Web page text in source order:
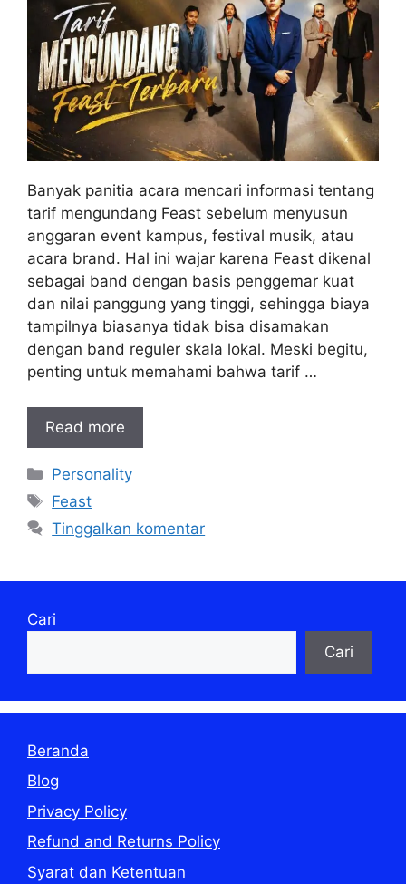
Banyak panitia acara mencari informasi tentang
tarif mengundang Feast sebelum menyusun
anggaran event kampus, festival musik, atau
acara brand. Hal ini wajar karena Feast dikenal
sebagai band dengan basis penggemar kuat
dan nilai panggung yang tinggi, sehingga biaya
tampilnya biasanya tidak bisa disamakan
dengan band reguler skala lokal. Meski begitu,
penting untuk memahami bahwa tarif …
Read more
Kategori
Personality
Tag
Feast
Tinggalkan komentar
Cari
Cari
Beranda
Blog
Privacy Policy
Refund and Returns Policy
Syarat dan Ketentuan